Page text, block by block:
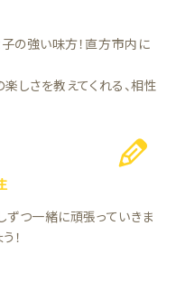
の強い味方！直方市内に
しさを教えてくれる、相性
ずつ一緒に頑張っていきま
！